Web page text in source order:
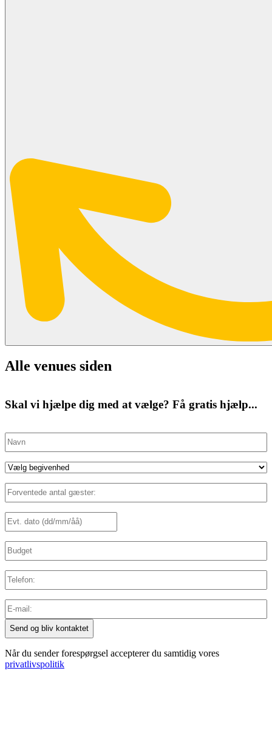
Alle venues siden
Skal vi hjælpe dig med at vælge? Få gratis hjælp...
Navn
Eventtype(Påkrævet)
Forventede
antal
(Påkrævet)
Dato (Påkrævet)
YYYY
Budget
Telefon
E-
mail(Påkrævet)
Når du sender forespørgsel accepterer du samtidig vores
privatlivspolitik